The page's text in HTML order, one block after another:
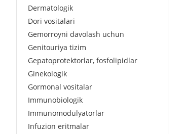
Dermatologik
Dori vositalari
Gemorroyni davolash uchun
Genitouriya tizim
Gepatoprotektorlar, fosfolipidlar
Ginekologik
Gormonal vositalar
Immunobiologik
Immunomodulyatorlar
Infuzion eritmalar